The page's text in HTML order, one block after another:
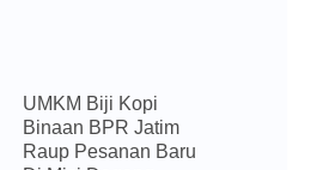
UMKM Biji Kopi
Binaan BPR Jatim
Raup Pesanan Baru